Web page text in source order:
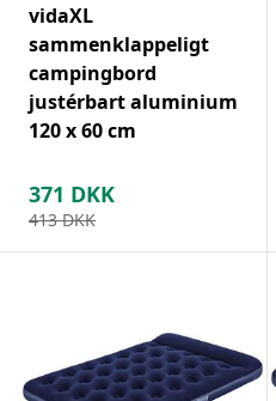
vidaXL
sammenklappeligt
campingbord
justérbart aluminium
120 x 60 cm
371 DKK
413 DKK